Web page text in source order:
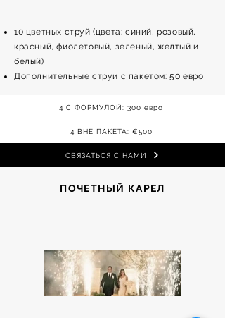
10 цветных струй (цвета: синий, розовый,
красный, фиолетовый, зеленый, желтый и
белый)
Дополнительные струи с пакетом: 50 евро
4 С ФОРМУЛОЙ: 300 евро
4 ВНЕ ПАКЕТА: €500
СВЯЗАТЬСЯ С НАМИ
ПОЧЕТНЫЙ КАРЕЛ